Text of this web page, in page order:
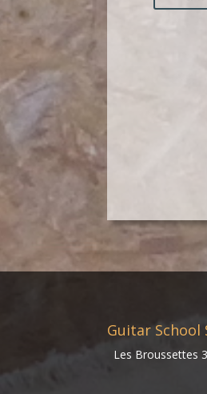
Guitar School
Les Broussettes